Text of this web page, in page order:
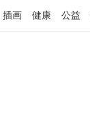
插画 健康 公益